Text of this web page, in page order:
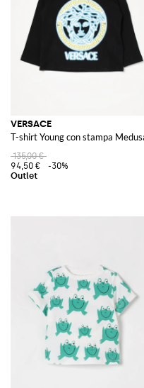
VERSACE
T-shirt Young con stampa
135,00 €
94,50 €
-30%